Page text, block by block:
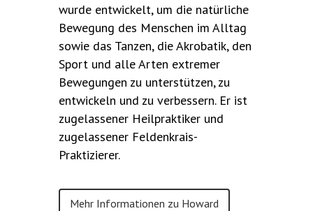
wurde entwickelt, um die natürliche
Bewegung des Menschen im Alltag
sowie das Tanzen, die Akrobatik, den
Sport und alle Arten extremer
Bewegungen zu unterstützen, zu
entwickeln und zu verbessern. Er ist
zugelassener Heilpraktiker und
zugelassener Feldenkrais-
Praktizierer.
Mehr Informationen zu Howard